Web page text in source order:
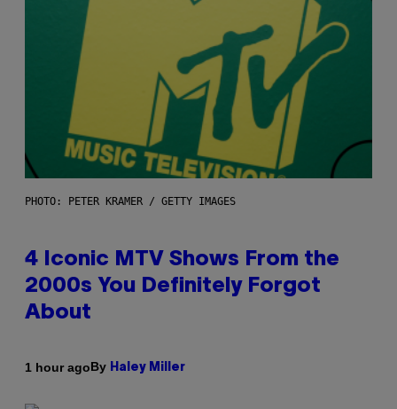
PHOTO: PETER KRAMER / GETTY IMAGES
4 Iconic MTV Shows From the
2000s You Definitely Forgot
About
1 hour agoBy Haley Miller